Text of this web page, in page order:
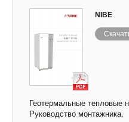
NIBE
Геотермальные тепловые
Руководство монтажника.